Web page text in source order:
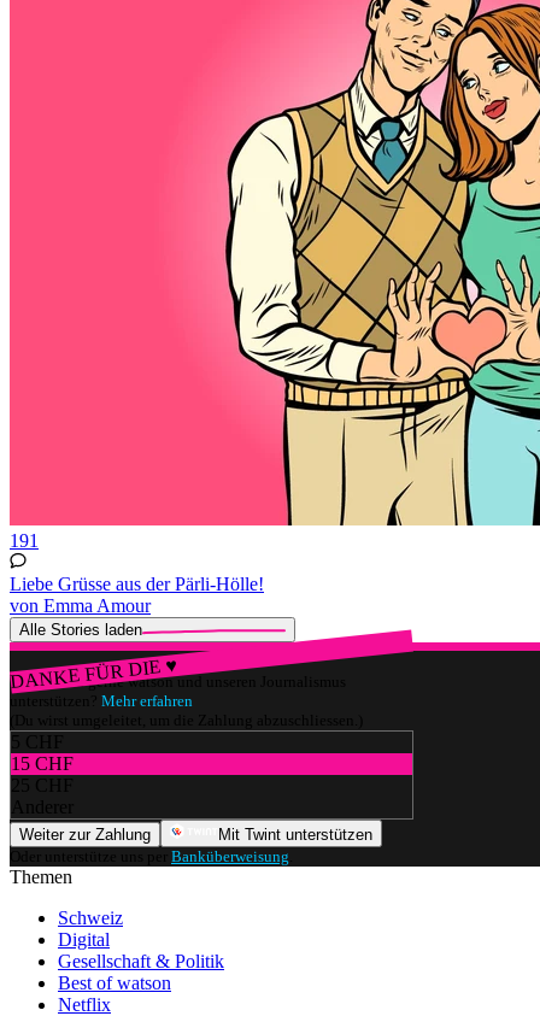
191
Liebe Grüsse aus der Pärli-Hölle!
von Emma Amour
Alle Stories laden
DANKE FÜR DIE ♥
Würdest du gerne watson und unseren Journalismus
unterstützen? Mehr erfahren
(Du wirst umgeleitet, um die Zahlung abzuschliessen.)
5 CHF
15 CHF
25 CHF
Anderer
Weiter zur Zahlung
Mit Twint unterstützen
Oder unterstütze uns per Banküberweisung
Themen
Schweiz
Digital
Gesellschaft & Politik
Best of watson
Netflix